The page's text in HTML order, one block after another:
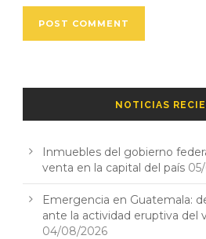
NOTICIAS
Inmuebles del gobierno
venta en la capital del país
Emergencia en Guatemala:
ante la actividad eruptiva del
04/08/2026